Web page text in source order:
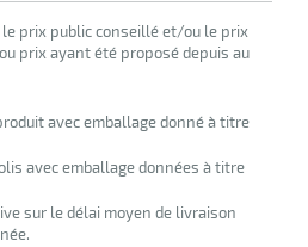
le prix public conseillé et/ou le prix
prix ayant été proposé depuis au
avec emballage donné à titre
avec emballage données à titre
sur le délai moyen de livraison